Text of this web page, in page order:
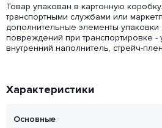
Товар упакован в картонную
транспортными службами или
дополнительные элементы упаковки
повреждений при транспортировке -
внутренний наполнитель, стрейч-
Характеристики
Основные